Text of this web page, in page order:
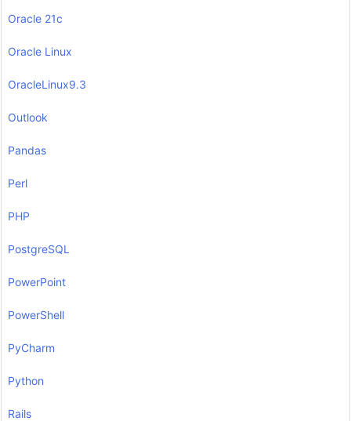
Oracle 21c
Oracle Linux
OracleLinux9.3
Outlook
Pandas
Perl
PHP
PostgreSQL
PowerPoint
PowerShell
PyCharm
Python
Rails